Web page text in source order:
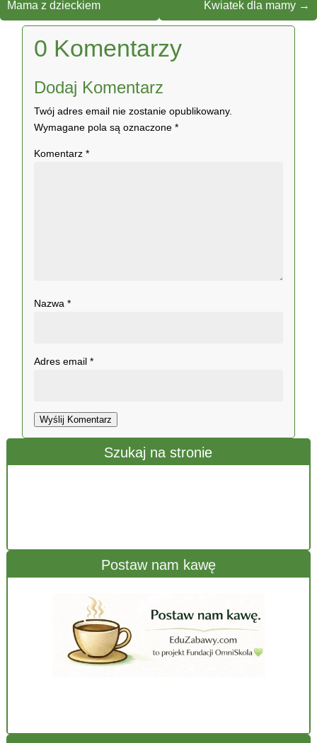
Szukaj na stronie
Postaw nam kawę
Mama z dzieckiem
Kwiatek dla mamy →
0 Komentarzy
Dodaj Komentarz
Twój adres email nie zostanie opublikowany.
Wymagane pola są oznaczone*
Komentarz*
Nazwa*
Adres email*
Wyślij Komentarz